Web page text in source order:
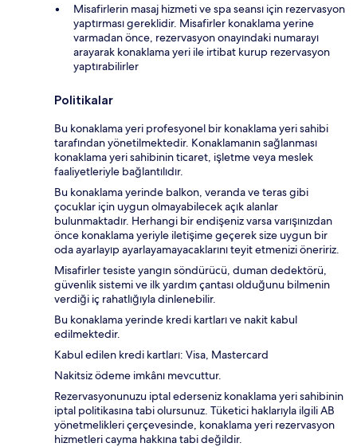
Misafirlerin masaj hizmeti ve spa seansı için rezervasyon
yaptırması gereklidir. Misafirler konaklama yerine
varmadan önce, rezervasyon onayındaki numarayı
arayarak konaklama yeri ile irtibat kurup rezervasyon
yaptırabilirler
Politikalar
Bu konaklama yeri profesyonel bir konaklama yeri sahibi
tarafından yönetilmektedir. Konaklamanın sağlanması
konaklama yeri sahibinin ticaret, işletme veya meslek
faaliyetleriyle bağlantılıdır.
Bu konaklama yerinde balkon, veranda ve teras gibi
çocuklar için uygun olmayabilecek açık alanlar
bulunmaktadır. Herhangi bir endişeniz varsa varışınızdan
önce konaklama yeriyle iletişime geçerek size uygun bir
oda ayarlayıp ayarlayamayacaklarını teyit etmenizi öneririz.
Misafirler tesiste yangın söndürücü, duman dedektörü,
güvenlik sistemi ve ilk yardım çantası olduğunu bilmenin
verdiği iç rahatlığıyla dinlenebilir.
Bu konaklama yerinde kredi kartları ve nakit kabul
edilmektedir.
Kabul edilen kredi kartları: Visa, Mastercard
Nakitsiz ödeme imkânı mevcuttur.
Rezervasyonunuzu iptal ederseniz konaklama yeri sahibinin
iptal politikasına tabi olursunuz. Tüketici haklarıyla ilgili AB
yönetmelikleri çerçevesinde, konaklama yeri rezervasyon
hizmetleri cayma hakkına tabi değildir.